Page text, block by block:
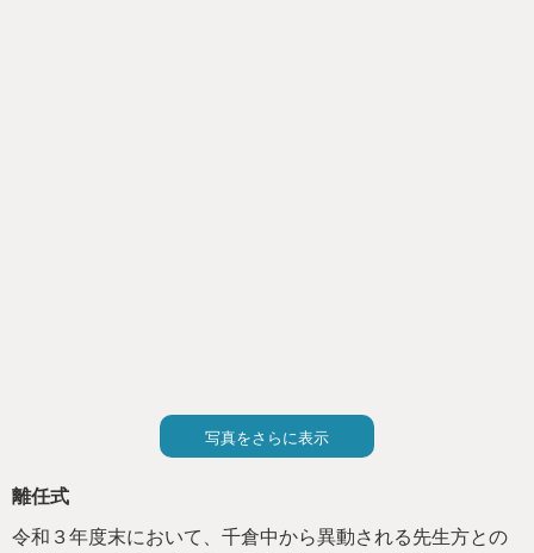
写真をさらに表示
離任式
令和３年度末において、千倉中から異動される先生方との